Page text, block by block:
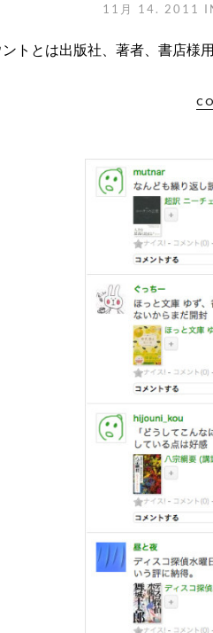
11月 14. 2011
トとは出版社、著者、書店様